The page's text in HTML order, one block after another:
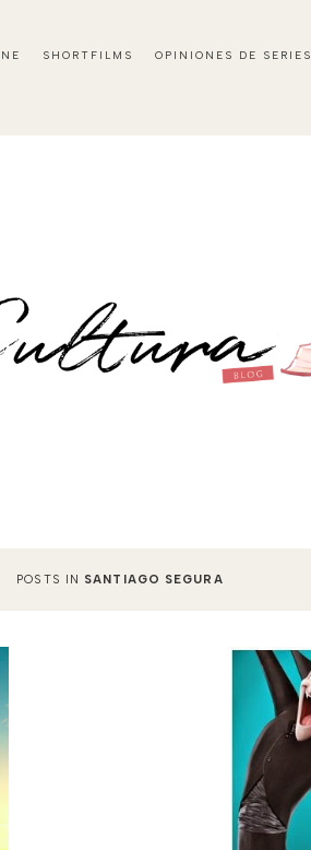
SHORTFILMS OPINIONES DE SERIES
POSTS IN SANTIAGO SEGURA